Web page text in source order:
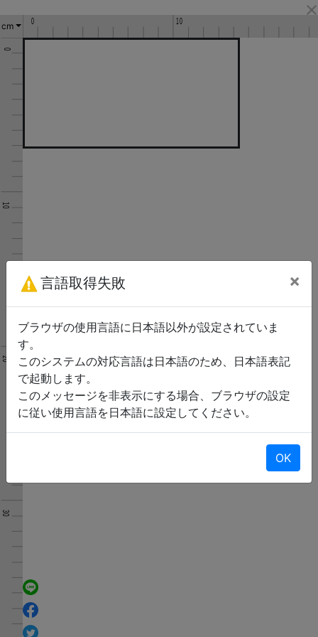
cm
言語取得失敗 ×
ブラウザの使用言語に日本語以外が設定されていま
す。
このシステムの対応言語は日本語のため、日本語表記
で起動します。
このメッセージを非表示にする場合、ブラウザの設定
に従い使用言語を日本語に設定してください。
OK